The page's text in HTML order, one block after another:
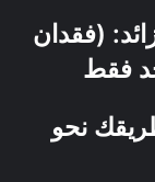
(فقدان
نحو